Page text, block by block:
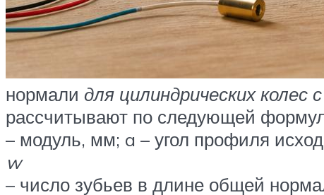
нормали для цилиндрических
рассчитывают по следующей
– модуль, мм; a – угол профиля
w
– число зубьев в длине общей